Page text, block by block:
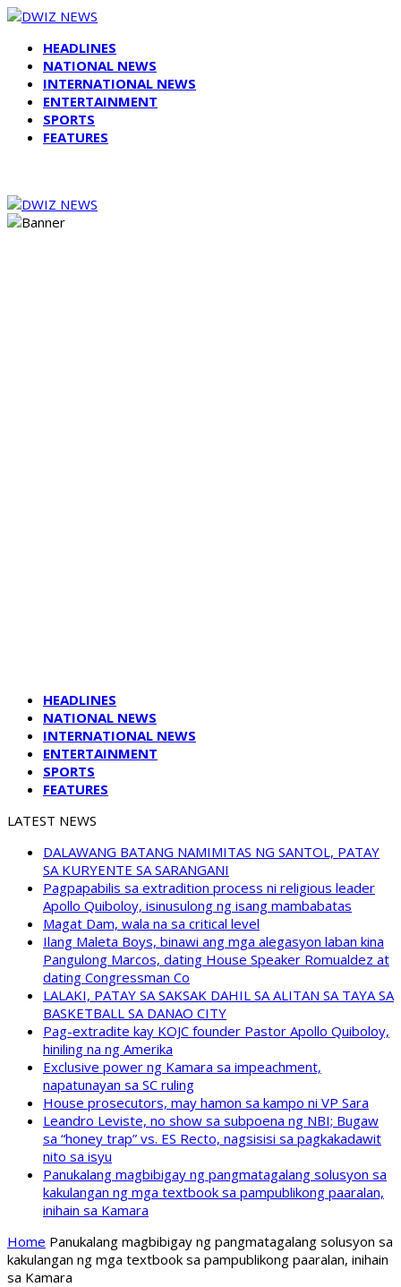
HEADLINES
NATIONAL NEWS
INTERNATIONAL NEWS
ENTERTAINMENT
SPORTS
FEATURES
HEADLINES
NATIONAL NEWS
INTERNATIONAL NEWS
ENTERTAINMENT
SPORTS
FEATURES
LATEST NEWS
DALAWANG BATANG NAMIMITAS NG SANTOL, PATAY
SA KURYENTE SA SARANGANI
Pagpapabilis sa extradition process ni religious leader
Apollo Quiboloy, isinusulong ng isang mambabatas
Magat Dam, wala na sa critical level
Ilang Maleta Boys, binawi ang mga alegasyon laban kina
Pangulong Marcos, dating House Speaker Romualdez at
dating Congressman Co
LALAKI, PATAY SA SAKSAK DAHIL SA ALITAN SA TAYA SA
BASKETBALL SA DANAO CITY
Pag-extradite kay KOJC founder Pastor Apollo Quiboloy,
hiniling na ng Amerika
Exclusive power ng Kamara sa impeachment,
napatunayan sa SC ruling
House prosecutors, may hamon sa kampo ni VP Sara
Leandro Leviste, no show sa subpoena ng NBI; Bugaw
sa “honey trap” vs. ES Recto, nagsisisi sa pagkakadawit
nito sa isyu
Panukalang magbibigay ng pangmatagalang solusyon sa
kakulangan ng mga textbook sa pampublikong paaralan,
inihain sa Kamara
Home Panukalang magbibigay ng pangmatagalang solusyon sa
kakulangan ng mga textbook sa pampublikong paaralan, inihain
sa Kamara